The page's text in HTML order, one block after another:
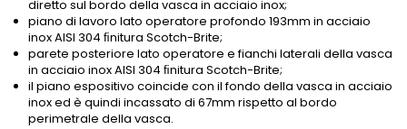
diretto sul bordo della vasca in acciaio inox;
piano di lavoro lato operatore profondo 193mm in acciaio
inox AISI 304 ﬁnitura Scotch-Brite;
parete posteriore lato operatore e fianchi laterali della vasca
in acciaio inox AISI 304 ﬁnitura Scotch-Brite;
il piano espositivo coincide con il fondo della vasca in acciaio
inox ed è quindi incassato di 67mm rispetto al bordo
perimetrale della vasca.